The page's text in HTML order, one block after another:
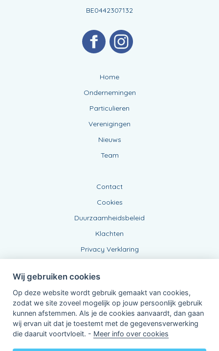
BE0442307132
Home
Ondernemingen
Particulieren
Verenigingen
Nieuws
Team
Contact
Cookies
Duurzaamheidsbeleid
Klachten
Privacy Verklaring
Verbonden Agent, BE0442307132
van KBC Verzekeringen nv
Wij gebruiken cookies
Op deze website wordt gebruik gemaakt van cookies,
zodat we site zoveel mogelijk op jouw persoonlijk gebruik
kunnen afstemmen. Als je de cookies aanvaardt, dan gaan
wij ervan uit dat je toestemt met de gegevensverwerking
die daaruit voortvloeit. - Meer info over cookies